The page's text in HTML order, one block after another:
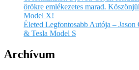
örökre emlékezetes marad.
Model X!
Életed Legfontosabb Autója –
& Tesla Model S
Archívum